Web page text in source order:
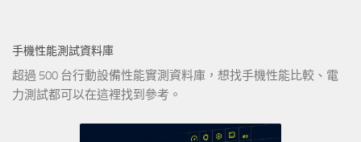
手機性能測試資料庫
超過 500 台行動設備性能實測資料庫，想找手機性能比較、電
力測試都可以在這裡找到參考。